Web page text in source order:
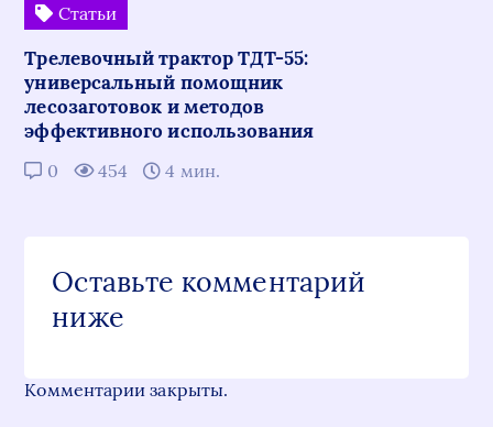
Статьи
Трелевочный трактор ТДТ-55:
универсальный помощник
лесозаготовок и методов
эффективного использования
0 454 4 мин.
Оставьте комментарий
ниже
Комментарии закрыты.